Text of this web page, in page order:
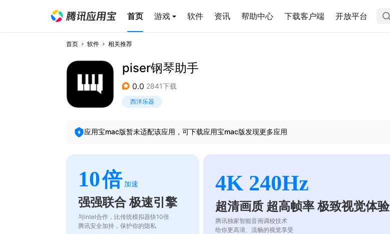
首页 游戏 软件 资讯 帮助中心 下载客户端 开放平台
首页 软件 相关推荐
piser钢琴助手
0.0 2841下载
西洋乐器
应用宝mac版暂未适配该应用，可下载应用宝mac版发现更多应用
10倍 加速
强强联合 极速引擎
与intel合作，比传统模拟器快10倍
腾讯安全加持，保护你的隐私
4K 240Hz
超清画质 超高帧率 极致视觉体验
腾讯独家智能音画调校技术
给你更高清、流畅的视觉享受